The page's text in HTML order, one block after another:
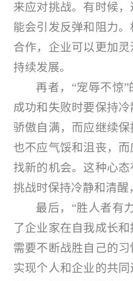
来应对挑战。有时候
能会引发反弹和阻力
合作，企业可以更加
持续发展。
再者，“宠辱不惊
成功和失败时要保持
骄傲自满，而应继续保
也不应气馁和沮丧，
找新的机会。这种心
挑战时保持冷静和清醒
最后，“胜人者有
了企业家在自我成长
需要不断战胜自己的
实现个人和企业的共